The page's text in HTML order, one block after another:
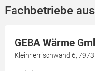
Fachbetriebe
GEBA Wärme
Kleinherrischwand 6,